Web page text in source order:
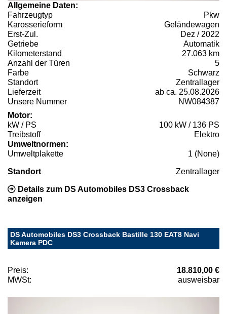
Allgemeine Daten:
Fahrzeugtyp
Pkw
Karosserieform
Geländewagen
Erst-Zul.
Dez / 2022
Getriebe
Automatik
Kilometerstand
27.063 km
Anzahl der Türen
5
Farbe
Schwarz
Standort
Zentrallager
Lieferzeit
ab ca. 25.08.2026
Unsere Nummer
NW084387
Motor:
kW / PS
100 kW / 136 PS
Treibstoff
Elektro
Umweltnormen:
Umweltplakette
1 (None)
Standort Zentrallager
Details zum DS Automobiles DS3 Crossback
anzeigen
DS Automobiles DS3 Crossback Bastille 130 EAT8 Navi
Kamera PDC
Preis:
18.810,00 €
MWSt:
ausweisbar